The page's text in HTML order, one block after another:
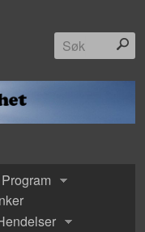
Program